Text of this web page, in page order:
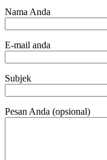
Nama Anda
E-mail anda
Subjek
Pesan Anda (opsional)